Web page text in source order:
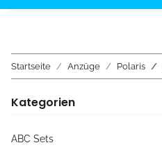
Startseite Anzüge Polaris
Kategorien
ABC Sets